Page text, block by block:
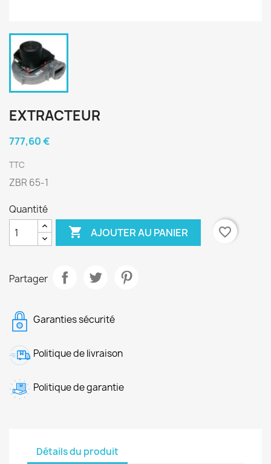
EXTRACTEUR
777,60 €
TTC
ZBR 65-1
Quantité
 AJOUTER AU PANIER favorite_border
Partager
Garanties sécurité
Politique de livraison
Politique de garantie
Détails du produit